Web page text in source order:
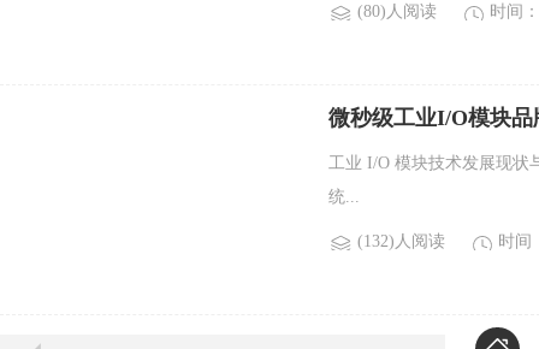
(80)人阅读 时间
微秒级工业I/O模块
工业 I/O 模块技术发展现
统...
(132)人阅读 时间